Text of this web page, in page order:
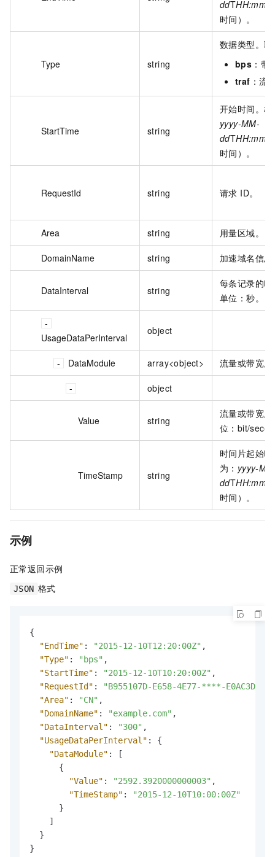
ddT
时间）。
Type string
数据类型。
bps ：带
traf ：流
StartTime string
开始时间。
yyyy-MM-
ddT
时间）。
RequestId string 请求 ID。
Area string 用量区域。
DomainName string 加速域名信息
DataInterval string
每条记录的
单位：秒。
UsageDataPerInterval
object
DataModule array<object> 流量或带宽
object
Value string
流量或带宽
位：bit/
TimeStamp string
时间片起始
为： yyyy-
ddT
时间）。
示例
正常返回示例
JSON 格式
{
"EndTime" : "2015-12-10T12:20:00Z" ,
"Type" : "bps" ,
"StartTime" : "2015-12-10T10:20:00Z" ,
"RequestId" :
"B955107D-E658-4E77-****-
"Area" : "CN" ,
"DomainName" : "example.com" ,
"DataInterval" : "300" ,
"UsageDataPerInterval" :
{
"DataModule" :
[
{
"Value" : "2592.3920000000003" ,
"TimeStamp" :
"2015-12-10T10:00:00Z"
}
]
}
}